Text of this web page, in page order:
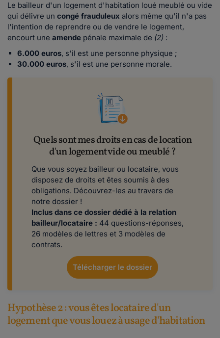
Le bailleur d'un logement d'habitation loué meublé ou vide
qui délivre un congé frauduleux alors même qu'il n'a pas
l'intention de reprendre ou de vendre le logement,
encourt une amende pénale maximale de (2) :
6.000 euros, s'il est une personne physique ;
30.000 euros, s'il est une personne morale.
Quels sont mes droits en cas de location
d'un logement vide ou meublé ?
Que vous soyez bailleur ou locataire, vous
disposez de droits et êtes soumis à des
obligations. Découvrez-les au travers de
notre dossier !
Inclus dans ce dossier dédié à la relation
bailleur/locataire : 44 questions-réponses,
26 modèles de lettres et 3 modèles de
contrats.
Télécharger le dossier
Hypothèse 2 : vous êtes locataire d'un
logement que vous louez à usage d'habitation